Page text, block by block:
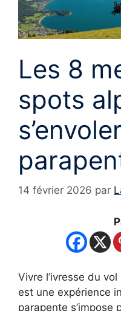
Les 8
spots
14 février 2026 par
Vivre l’ivresse du
est une expérience
parapente s’impose